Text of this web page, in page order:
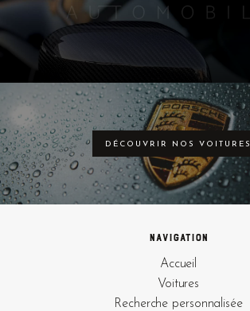
DÉCOUVRIR NOS VOITURES
Navigation
Accueil
Voitures
Recherche personnalisée